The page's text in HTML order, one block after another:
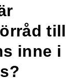
till
inne i